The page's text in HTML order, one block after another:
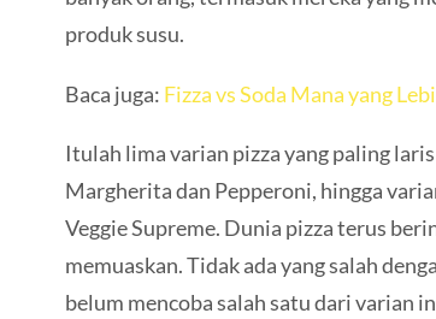
produk susu.
Baca juga: Fizza vs Soda Mana yang
Itulah lima varian pizza yang paling
Margherita dan Pepperoni, hingga
Veggie Supreme. Dunia pizza terus
memuaskan. Tidak ada yang salah
belum mencoba salah satu dari varian